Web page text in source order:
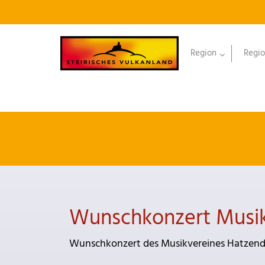
Region
Wunschkonzert
Wunschkonzert des Musikvereines